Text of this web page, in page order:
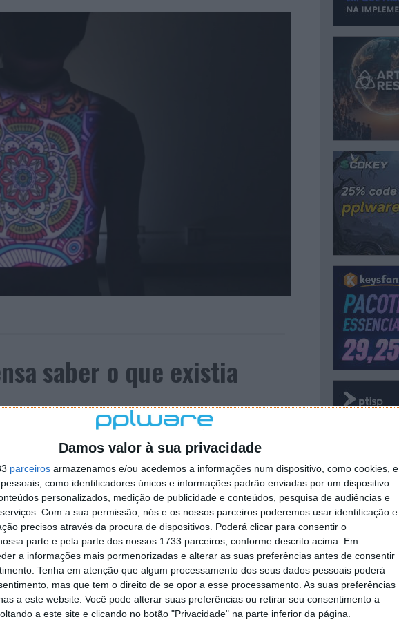
Damos valor à sua privacidade
parceiros armazenamos e/ou acedemos a informações num dispositivo, como cookies, e
como identificadores únicos e informações padrão enviadas por um dispositivo
personalizados, medição de publicidade e conteúdos, pesquisa de audiências e
Com a sua permissão, nós e os nossos parceiros poderemos usar identificação e
precisos através da procura de dispositivos. Poderá clicar para consentir o
parte e pela parte dos nossos 1733 parceiros, conforme descrito acima. Em
a informações mais pormenorizadas e alterar as suas preferências antes de consentir
Tenha em atenção que algum processamento dos seus dados pessoais poderá
mas que tem o direito de se opor a esse processamento. As suas preferências
a este website. Você pode alterar suas preferências ou retirar seu consentimento a
a este site e clicando no botão "Privacidade" na parte inferior da página.
saber o que existia
o Universo, ainda existem muitas perguntas sem
muito perto da verdade, mas que ainda não
de onde é que surgiu tudo o que hoje vemos,
Hawking respondeu a uma das perguntas que
do Big Bang?